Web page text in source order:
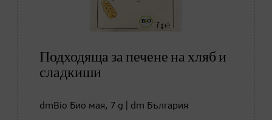
Подходяща за печене на хляб и
сладкиши
dmBio Био мая, 7 g | dm България